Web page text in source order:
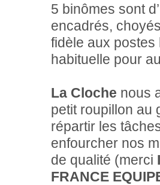
5 binômes sont
encadrés,
fidèle aux
habituelle pour
La Cloche nous
petit roupillon au
répartir les
enfourcher nos
de qualité (merci
FRANCE